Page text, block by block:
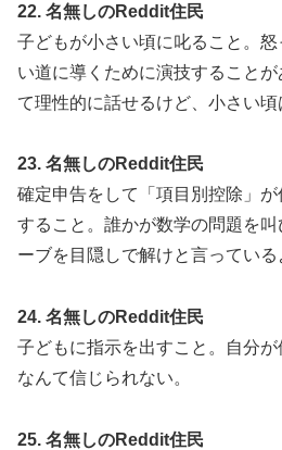
22. 名無しのReddit住民
子どもが小さい頃に叱ること。
い道に導くために演技すること
て理性的に話せるけど、小さい頃
23. 名無しのReddit住民
確定申告をして「項目別控除」
すること。誰かが数学の問題を
ーブを目隠しで解けと言っている
24. 名無しのReddit住民
子どもに指示を出すこと。自分
なんて信じられない。
25. 名無しのReddit住民